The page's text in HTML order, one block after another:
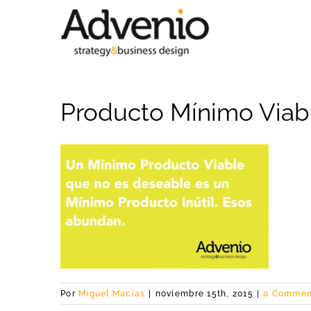
Producto Mínimo
Por Miguel Macías noviembre 15th, 2015 0